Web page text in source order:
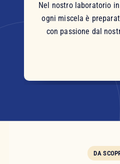
Nel nostro laboratorio
ogni miscela è
con passione dal
DA